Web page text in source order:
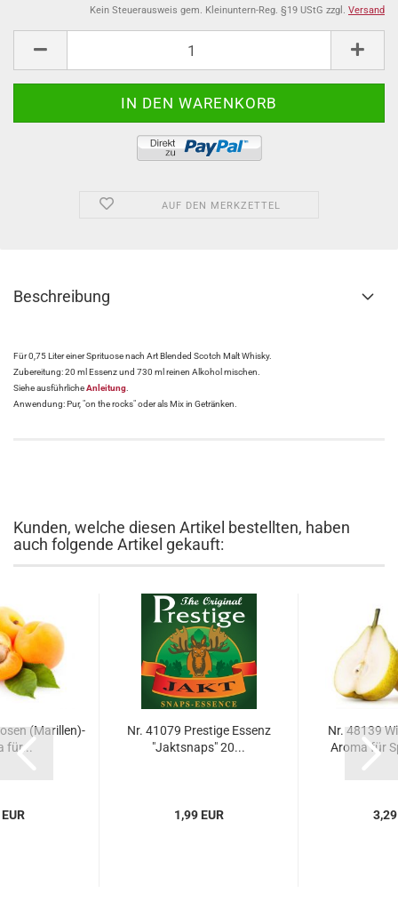
Kein Steuerausweis gem. Kleinuntern-Reg. §19 UStG zzgl. Versand
AUF DEN MERKZETTEL
Beschreibung
Für 0,75 Liter einer Sprituose nach Art Blended Scotch Malt Whisky.
Zubereitung: 20 ml Essenz und 730 ml reinen Alkohol mischen.
Siehe ausführlicheAnleitung
Anwendung: Pur, "on the rocks" oder als Mix in Getränken.
Kunden, welche diesen Artikel bestellten, haben
auch folgende Artikel gekauft:
(Marillen)-
für...
Nr. 41079 Prestige Essenz
"Jaktsnaps" 20...
1,99 EUR
Nr. 48139
Aroma für
3,29